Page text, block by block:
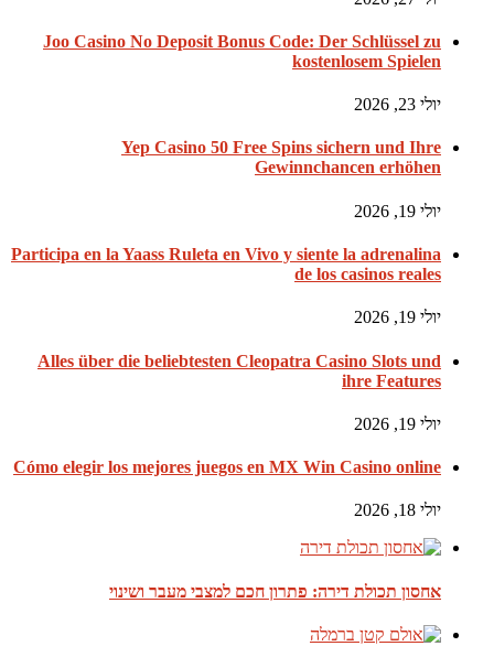
Joo Casino No Deposit Bonus Code: Der Schlüssel zu
kostenlosem Spielen
יולי 23, 2026
Yep Casino 50 Free Spins sichern und Ihre
Gewinnchancen erhöhen
יולי 19, 2026
Participa en la Yaass Ruleta en Vivo y siente la adrenalina
de los casinos reales
יולי 19, 2026
Alles über die beliebtesten Cleopatra Casino Slots und
ihre Features
יולי 19, 2026
Cómo elegir los mejores juegos en MX Win Casino online
יולי 18, 2026
אחסון תכולת דירה: פתרון חכם למצבי מעבר ושינוי